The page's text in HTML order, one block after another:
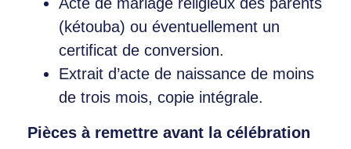
(kétouba) ou éventuellement un
certificat de conversion.
Extrait d’acte de naissance de moins
de trois mois, copie intégrale.
Pièces à remettre avant la célébration